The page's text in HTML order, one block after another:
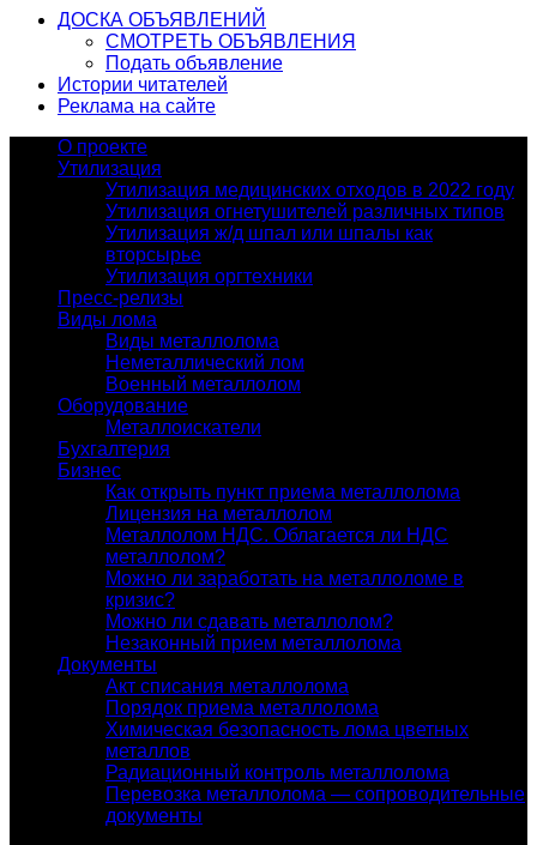
ДОСКА ОБЪЯВЛЕНИЙ
СМОТРЕТЬ ОБЪЯВЛЕНИЯ
Подать объявление
Истории читателей
Реклама на сайте
О проекте
Утилизация
Утилизация медицинских отходов в 2022 году
Утилизация огнетушителей различных типов
Утилизация ж/д шпал или шпалы как
вторсырье
Утилизация оргтехники
Пресс-релизы
Виды лома
Виды металлолома
Неметаллический лом
Военный металлолом
Оборудование
Металлоискатели
Бухгалтерия
Бизнес
Как открыть пункт приема металлолома
Лицензия на металлолом
Металлолом НДС. Облагается ли НДС
металлолом?
Можно ли заработать на металлоломе в
кризис?
Можно ли сдавать металлолом?
Незаконный прием металлолома
Документы
Акт списания металлолома
Порядок приема металлолома
Химическая безопасность лома цветных
металлов
Радиационный контроль металлолома
Перевозка металлолома — сопроводительные
документы